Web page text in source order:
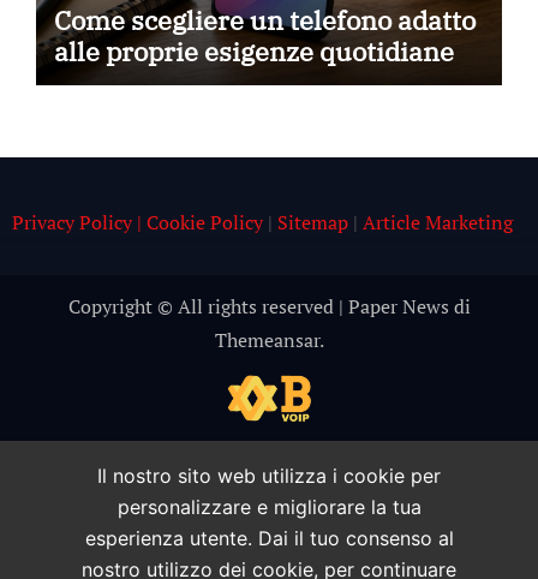
Come scegliere un telefono adatto
alle proprie esigenze quotidiane
Privacy Policy | Cookie Policy| Sitemap| Article Marketing
Copyright © All rights reserved | Paper News di
Themeansar.
Il nostro sito web utilizza i cookie per
personalizzare e migliorare la tua
esperienza utente. Dai il tuo consenso al
nostro utilizzo dei cookie, per continuare